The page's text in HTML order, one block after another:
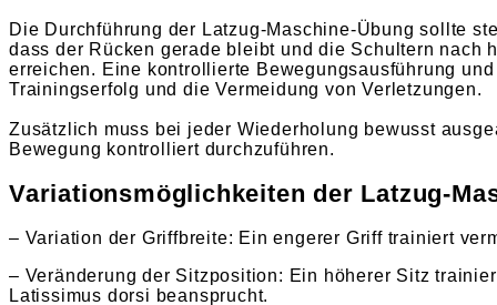
Die Durchführung der Latzug-Maschine-Übung sollte
dass der Rücken gerade bleibt und die Schultern nach
erreichen. Eine kontrollierte Bewegungsausführung
Trainingserfolg und die Vermeidung von Verletzungen.
Zusätzlich muss bei jeder Wiederholung bewusst
Bewegung kontrolliert durchzuführen.
Variationsmöglichkeiten der Latzug-
– Variation der Griffbreite: Ein engerer Griff trainiert
– Veränderung der Sitzposition: Ein höherer Sitz
Latissimus dorsi beansprucht.